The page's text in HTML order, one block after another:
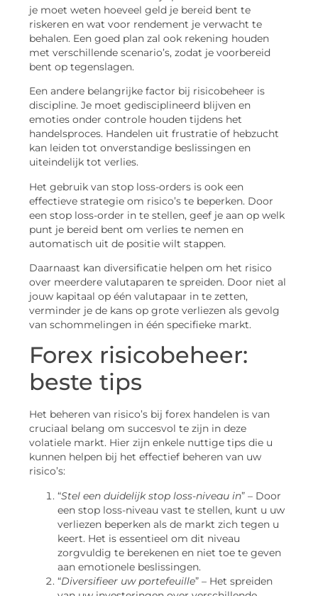
je moet weten hoeveel geld je bereid bent te
riskeren en wat voor rendement je verwacht te
behalen. Een goed plan zal ook rekening houden
met verschillende scenario’s, zodat je voorbereid
bent op tegenslagen.
Een andere belangrijke factor bij risicobeheer is
discipline. Je moet gedisciplineerd blijven en
emoties onder controle houden tijdens het
handelsproces. Handelen uit frustratie of hebzucht
kan leiden tot onverstandige beslissingen en
uiteindelijk tot verlies.
Het gebruik van stop loss-orders is ook een
effectieve strategie om risico’s te beperken. Door
een stop loss-order in te stellen, geef je aan op welk
punt je bereid bent om verlies te nemen en
automatisch uit de positie wilt stappen.
Daarnaast kan diversificatie helpen om het risico
over meerdere valutaparen te spreiden. Door niet al
jouw kapitaal op één valutapaar in te zetten,
verminder je de kans op grote verliezen als gevolg
van schommelingen in één specifieke markt.
Forex risicobeheer:
beste tips
Het beheren van risico’s bij forex handelen is van
cruciaal belang om succesvol te zijn in deze
volatiele markt. Hier zijn enkele nuttige tips die u
kunnen helpen bij het effectief beheren van uw
risico’s:
“Stel een duidelijk stop loss-niveau in” – Door
een stop loss-niveau vast te stellen, kunt u uw
verliezen beperken als de markt zich tegen u
keert. Het is essentieel om dit niveau
zorgvuldig te berekenen en niet toe te geven
aan emotionele beslissingen.
“Diversifieer uw portefeuille” – Het spreiden